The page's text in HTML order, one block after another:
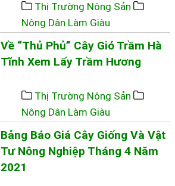
Thị Trường Nông Sản
Nông Dân Làm Giàu
Về “thủ Phủ” Cây Gió Trầm Hà
Tĩnh Xem Lấy Trầm Hương
Thị Trường Nông Sản
Nông Dân Làm Giàu
Bảng Báo Giá Cây Giống Và Vật
Tư Nông Nghiệp Tháng 4 Năm
2021